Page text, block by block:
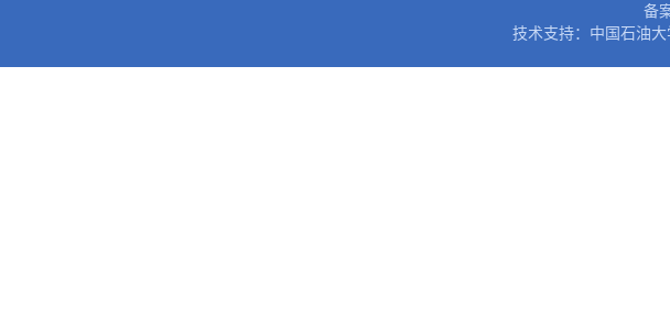
备
技术支持：中国石油